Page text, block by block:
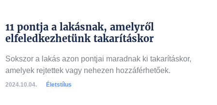
11 pontja a lakásnak, amelyről
elfeledkezhetünk takarításkor
Sokszor a lakás azon pontjai maradnak ki takarításkor,
amelyek rejtettek vagy nehezen hozzáférhetőek.
2024.10.04. Életstílus